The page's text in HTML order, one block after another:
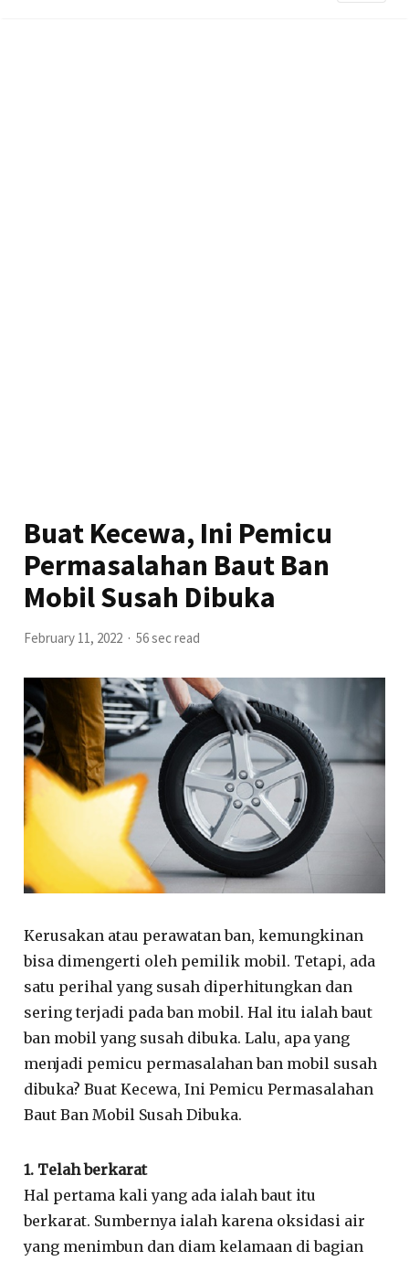
Buat Kecewa, Ini Pemicu
Permasalahan Baut Ban
Mobil Susah Dibuka
February 11, 2022 56 sec read
Kerusakan atau perawatan ban, kemungkinan
bisa dimengerti oleh pemilik mobil. Tetapi, ada
satu perihal yang susah diperhitungkan dan
sering terjadi pada ban mobil. Hal itu ialah baut
ban mobil yang susah dibuka. Lalu, apa yang
menjadi pemicu permasalahan ban mobil susah
dibuka? Buat Kecewa, Ini Pemicu Permasalahan
Baut Ban Mobil Susah Dibuka.
1. Telah berkarat
Hal pertama kali yang ada ialah baut itu
berkarat. Sumbernya ialah karena oksidasi air
yang menimbun dan diam kelamaan di bagian